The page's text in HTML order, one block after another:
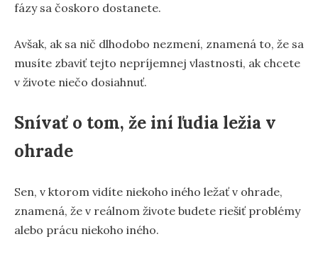
fázy sa čoskoro dostanete.
Avšak, ak sa nič dlhodobo nezmení, znamená to, že sa
musíte zbaviť tejto nepríjemnej vlastnosti, ak chcete
v živote niečo dosiahnuť.
Snívať o tom, že iní ľudia ležia v
ohrade
Sen, v ktorom vidíte niekoho iného ležať v ohrade,
znamená, že v reálnom živote budete riešiť problémy
alebo prácu niekoho iného.